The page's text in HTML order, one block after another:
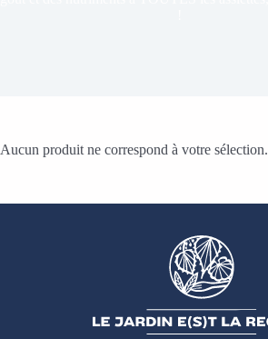
Aucun produit ne correspond à votre sélection.